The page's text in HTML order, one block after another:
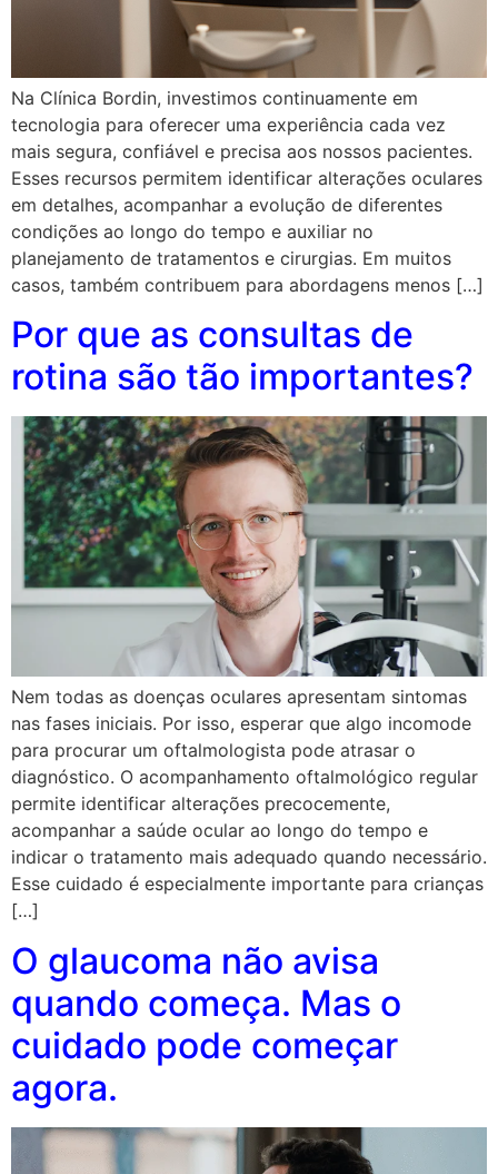
Na Clínica Bordin, investimos continuamente em
tecnologia para oferecer uma experiência cada vez
mais segura, confiável e precisa aos nossos pacientes.
Esses recursos permitem identificar alterações oculares
em detalhes, acompanhar a evolução de diferentes
condições ao longo do tempo e auxiliar no
planejamento de tratamentos e cirurgias. Em muitos
casos, também contribuem para abordagens menos […]
Por que as consultas de
rotina são tão importantes?
Nem todas as doenças oculares apresentam sintomas
nas fases iniciais. Por isso, esperar que algo incomode
para procurar um oftalmologista pode atrasar o
diagnóstico. O acompanhamento oftalmológico regular
permite identificar alterações precocemente,
acompanhar a saúde ocular ao longo do tempo e
indicar o tratamento mais adequado quando necessário.
Esse cuidado é especialmente importante para crianças
[…]
O glaucoma não avisa
quando começa. Mas o
cuidado pode começar
agora.